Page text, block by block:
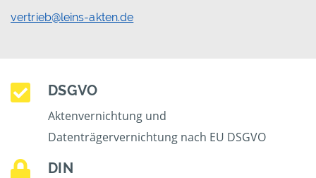
vertrieb@leins-akten.de
DSGVO
Aktenvernichtung und
Datenträgervernichtung nach EU DSGVO
DIN